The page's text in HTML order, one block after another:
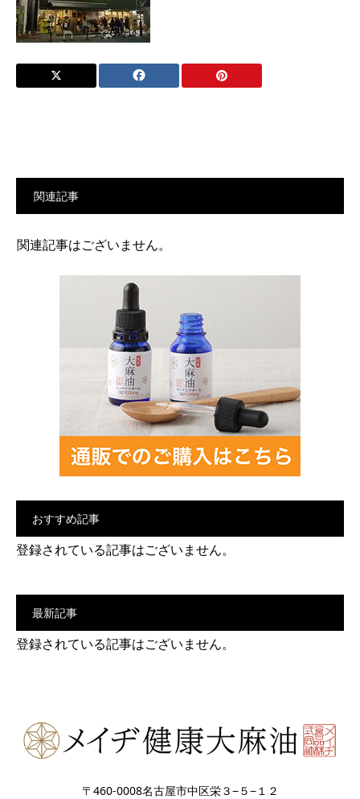
関連記事
関連記事はございません。
おすすめ記事
登録されている記事はございません。
最新記事
登録されている記事はございません。
〒460-0008名古屋市中区栄３−５−１２